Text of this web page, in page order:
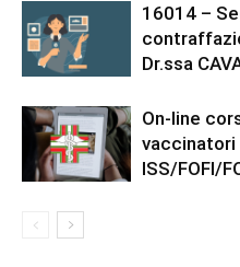
16014 –
Dr.ssa
On-line
vaccinatori
ISS/FOFI/